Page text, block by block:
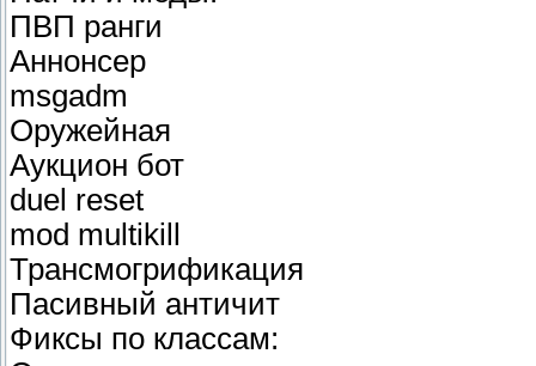
ПВП ранги
Аннонсер
msgadm
Оружейная
Аукцион бот
duel reset
mod multikill
Трансмогрификация
Пасивный античит
Фиксы по классам: